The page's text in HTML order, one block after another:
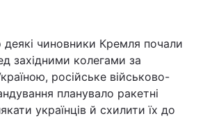
деякі чиновники Кремля почали
західними колегами за
російське військово-
планувало ракетні
українців й схилити їх до